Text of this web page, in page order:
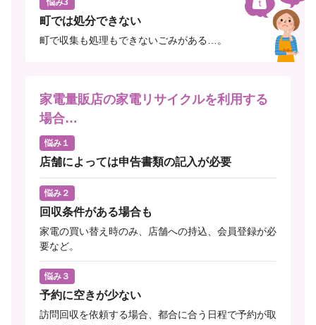
町では処分できない
町で収集も処理もできないごみがある…。
家電量販店の家電リサイクルを利用する
場合…
悩み１
店舗によっては申告書類の記入が必要
悩み２
回収条件がある場合も
家電の買い替え時のみ、店舗への持込、会員登録が必
要など。
悩み３
予約に空きが少ない
訪問回収を依頼する場合、都合に合う日程で予約が取